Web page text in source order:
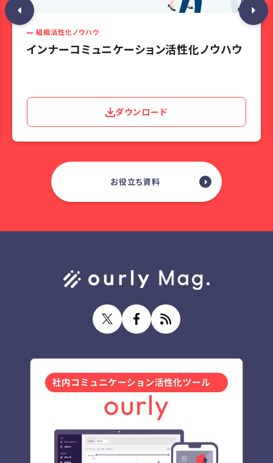
組織活性化ノウハウ
インナーコミュニケーション活性化ノウハウ
ダウンロード
お役立ち資料